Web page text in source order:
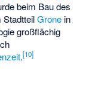
beim Bau des
StadtteilGrone in
großflächig
.[10]